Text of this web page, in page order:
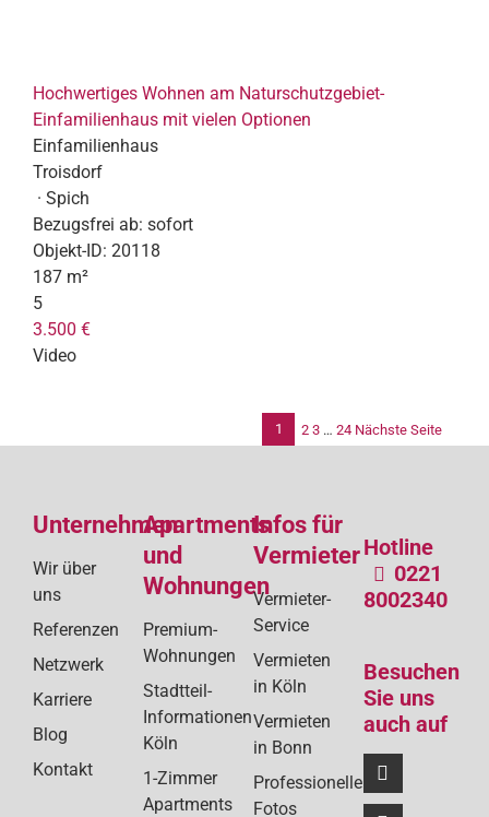
Hochwertiges Wohnen am Naturschutzgebiet-
Einfamilienhaus mit vielen Optionen
Einfamilienhaus
Troisdorf
· Spich
Bezugsfrei ab: sofort
Objekt-ID: 20118
187 m²
5
3.500 €
Video
1 2 3 … 24 Nächste Seite
Unternehmen
Wir über
uns
Referenzen
Netzwerk
Karriere
Blog
Kontakt
Apartments
und
Wohnungen
Premium-
Wohnungen
Stadtteil-
Informationen
Köln
1-Zimmer
Apartments
Infos für
Vermieter
Vermieter-
Service
Vermieten
in Köln
Vermieten
in Bonn
Professionelle
Fotos
Hotline
0221
8002340
Besuchen
Sie uns
auch auf